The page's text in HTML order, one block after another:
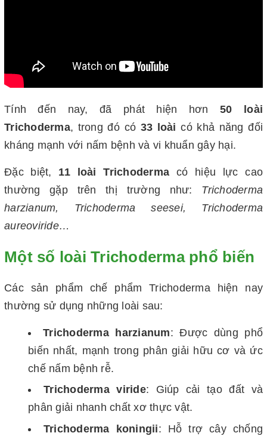
Tính đến nay, đã phát hiện hơn50 loài
Trichoderma, trong đó có 33 loài có khả năng đối
kháng mạnh với nấm bệnh và vi khuẩn gây hại.
Đặc biệt, 11 loài Trichoderma có hiệu lực cao
thường gặp trên thị trường như: Trichoderma
harzianum, Trichoderma seesei, Trichoderma
aureoviride…
Một số loài Trichoderma phổ biến
Các sản phẩm chế phẩm Trichoderma hiện nay
thường sử dụng những loài sau:
Trichoderma harzianum: Được dùng phổ
biến nhất, mạnh trong phân giải hữu cơ và ức
chế nấm bệnh rễ.
Trichoderma viride: Giúp cải tạo đất và
phân giải nhanh chất xơ thực vật.
Trichoderma koningii: Hỗ trợ cây chống